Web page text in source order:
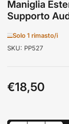
Maniglia
Supporto
Solo 1 rimasto/i
SKU: PP527
Prezzo
standard
€18,50